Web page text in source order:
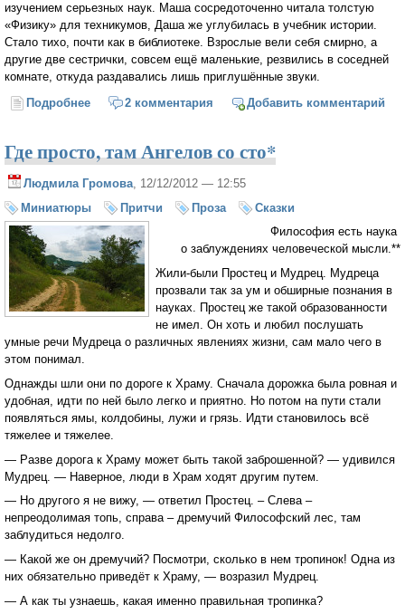
изучением серьезных наук. Маша сосредоточенно читала толстую
«Физику» для техникумов, Даша же углубилась в учебник истории.
Стало тихо, почти как в библиотеке. Взрослые вели себя смирно, а
другие две сестрички, совсем ещё маленькие, резвились в соседней
комнате, откуда раздавались лишь приглушённые звуки.
Подробнее о Метод тригонометрического параллакса
2 комментария Добавить комментарий
Где просто, там Ангелов со сто*
Людмила Громова , 12/12/2012 — 12:55
Миниатюры
Притчи Проза
Сказки
Философия есть наука
о заблуждениях человеческой мысли.**
Жили-были Простец и Мудрец. Мудреца
прозвали так за ум и обширные познания в
науках. Простец же такой образованности
не имел. Он хоть и любил послушать
умные речи Мудреца о различных явлениях жизни, сам мало чего в
этом понимал.
Однажды шли они по дороге к Храму. Сначала дорожка была ровная и
удобная, идти по ней было легко и приятно. Но потом на пути стали
появляться ямы, колдобины, лужи и грязь. Идти становилось всё
тяжелее и тяжелее.
— Разве дорога к Храму может быть такой заброшенной? — удивился
Мудрец. — Наверное, люди в Храм ходят другим путем.
— Но другого я не вижу, — ответил Простец. – Слева –
непреодолимая топь, справа – дремучий Философский лес, там
заблудиться недолго.
— Какой же он дремучий? Посмотри, сколько в нем тропинок! Одна из
них обязательно приведёт к Храму, — возразил Мудрец.
— А как ты узнаешь, какая именно правильная тропинка?